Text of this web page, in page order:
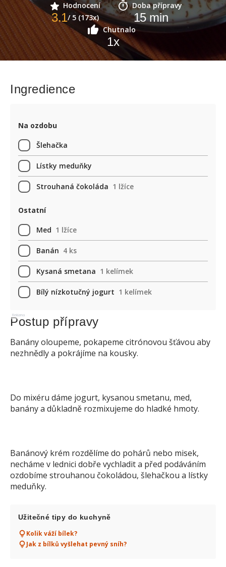
Hodnocení
3.1/ 5 (173x)
Doba přípravy
15min
Chutnalo
1x
Ingredience
Na ozdobu
Šlehačka
Lístky meduňky
Strouhaná čokoláda 1 lžíce
Ostatní
Med 1 lžíce
Banán 4 ks
Kysaná smetana 1 kelímek
Bílý nízkotučný jogurt 1 kelímek
Reklama
Postup přípravy
Banány oloupeme, pokapeme citrónovou šťávou aby
nezhnědly a pokrájíme na kousky.
Do mixéru dáme jogurt, kysanou smetanu, med,
banány a důkladně rozmixujeme do hladké hmoty.
Banánový krém rozdělíme do pohárů nebo misek,
necháme v lednici dobře vychladit a před podáváním
ozdobíme strouhanou čokoládou, šlehačkou a lístky
meduňky.
Užitečné tipy do kuchyně
Kolik váží bílek?
Jak z bílků vyšlehat pevný sníh?